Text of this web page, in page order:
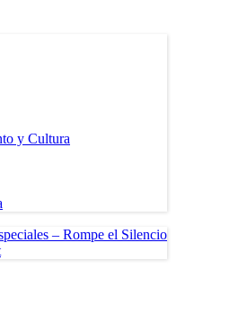
y Cultura
– Rompe el Silencio